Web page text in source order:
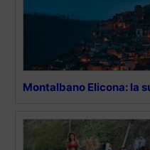
Montalbano Elicona: la